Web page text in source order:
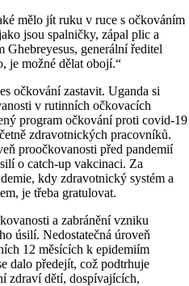
mělo jít ruku v ruce s očkováním
jsou spalničky, zápal plic a
generální ředitel
je možné dělat obojí.“
očkování zastavit. Uganda si
v rutinních očkovacích
program očkování proti covid-19
zdravotnických pracovníků.
proočkovanosti před pandemií
o catch-up vakcinaci. Za
kdy zdravotnický systém a
je třeba gratulovat.
a zabránění vzniku
úsilí. Nedostatečná úroveň
12 měsících k epidemiím
dalo předejít, což podtrhuje
zdraví dětí, dospívajících,